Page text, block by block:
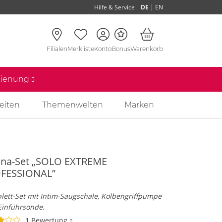
Hilfe & Service DE | EN
FilialenMerklisteKontoBonusWarenkorb
Themenwelten Marken
Set „SOLO EXTREME
Set mit Intim-Saugschale, Kolbengriffpumpe
1 Bewertung